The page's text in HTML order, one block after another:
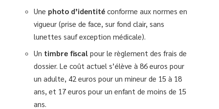
Une photo d’identité conforme aux normes en
vigueur (prise de face, sur fond clair, sans
lunettes sauf exception médicale).
Un timbre fiscal pour le règlement des frais de
dossier. Le coût actuel s’élève à 86 euros pour
un adulte, 42 euros pour un mineur de 15 à 18
ans, et 17 euros pour un enfant de moins de 15
ans.